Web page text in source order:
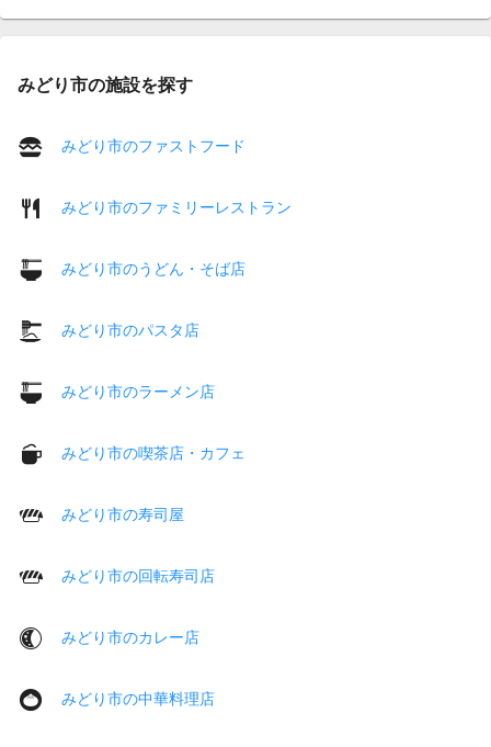
みどり市の施設を探す
みどり市のファストフード
みどり市のファミリーレストラン
みどり市のうどん・そば店
みどり市のパスタ店
みどり市のラーメン店
みどり市の喫茶店・カフェ
みどり市の寿司屋
みどり市の回転寿司店
みどり市のカレー店
みどり市の中華料理店